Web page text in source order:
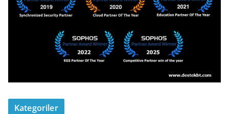
Kategoriler